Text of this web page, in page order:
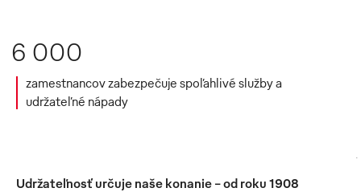
zamestnancov zabezpečuje spoľahlivé služby a
udržateľné nápady
6 000
Udržateľnosť určuje naše konanie - od roku 1908